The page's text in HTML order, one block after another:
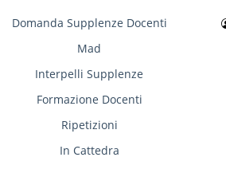
Domanda Supplenze Docenti
Mad
Interpelli Supplenze
Formazione Docenti
Ripetizioni
In Cattedra